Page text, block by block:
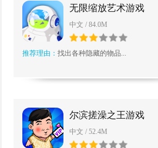
无限缩放艺术游戏
中文 / 84.0M
推荐理由： 找出各种隐藏的物品...
尔滨搓澡之王游戏
中文 / 52.4M